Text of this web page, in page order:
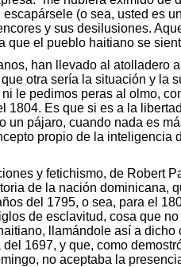
(o sea, usted es un
y sus desilusiones.
el pueblo haitiano se
han llevado al atolladero
otra sería la situación y la
le pedimos peras al olmo,
1804. Es que si es a la
un pájaro, cuando nada es
propio de la inteligencia
y fetichismo, de Robert
de la nación dominicana,
del 1795, o sea, para el
de esclavitud, cosa que
llamándole así a dicho
1697, y que, como
no aceptaba la